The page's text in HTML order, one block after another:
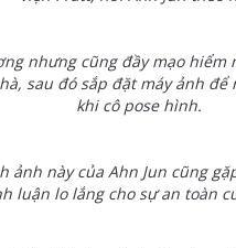
nhưng cũng đầy mạo
sau đó sắp đặt máy ảnh
khi cô pose hình.
ảnh này của Ahn Jun cũng
luận lo lắng cho sự an toàn